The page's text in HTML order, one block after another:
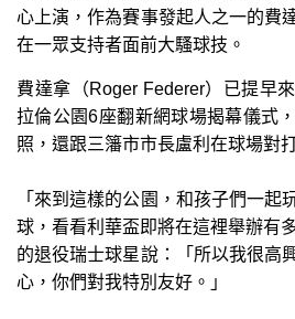
心上演，作為賽事發起人之一的費
在一眾支持者面前大騷球技。
費達拿（Roger Federer）已提早
拉倫公園6座翻新網球場揭幕儀式
照，還跟三籓市市長盧利在球場對
「來到這樣的公園，和孩子們一起
球，看看利華盃即將在這裡舉辦有
的退役瑞士球星說：「所以我很高
心，你們對我特別友好。」